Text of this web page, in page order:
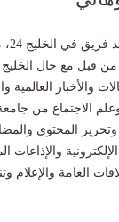
قبل مع حال
والأخبار العالمية
الاجتماع من
المحتوى
والإذاعات
العامة والإعلام